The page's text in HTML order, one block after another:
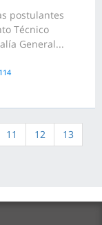
postulantes
Técnico
General...
11 12
13